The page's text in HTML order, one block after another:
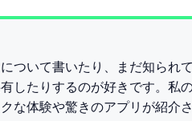
ついて書いたり、まだ知られ
したりするのが好きです。私
な体験や驚きのアプリが紹介さ